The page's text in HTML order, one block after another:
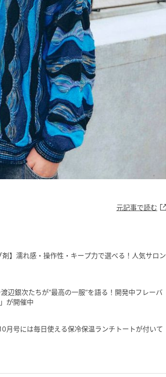
元記事で読む
】濡れ感・操作性・キープ力で選べる！人気サロン
辺銀次たちが“最高の一服”を語る！開発中フレーバ
が開催中
月号には毎日使える保冷保温ランチトートが付いて